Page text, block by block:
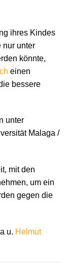
ihres Kindes
nur unter
könnte,
einen
bessere
unter
Malaga /
mit den
um ein
gegen die
u. Helmut